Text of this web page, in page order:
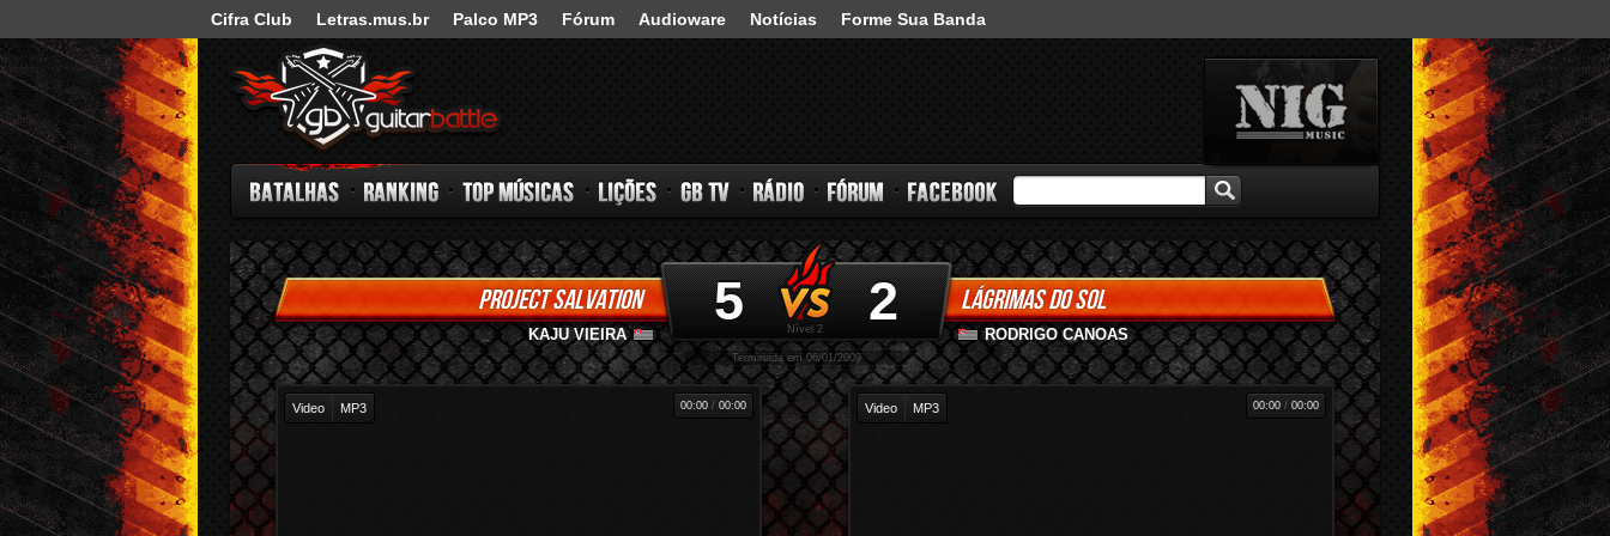
Cifra Club Letras.mus.br Palco MP3 Fórum Audioware Notícias Forme Sua Banda
Guitar Battle
Batalhas Top Músicas Lições GB TV Rádio Fórum Facebook
PROJECT SALVATION 5
-
KAJU VIEIRA
LÁGRIMAS DO SOL
2
- RODRIGO CANOAS
Nível 2
Terminada em 06/01/2009
Video MP3 00:00 / 00:00 Video MP3 00:00 / 00:00